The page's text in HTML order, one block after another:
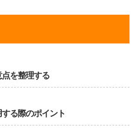
を整理する
る際のポイント